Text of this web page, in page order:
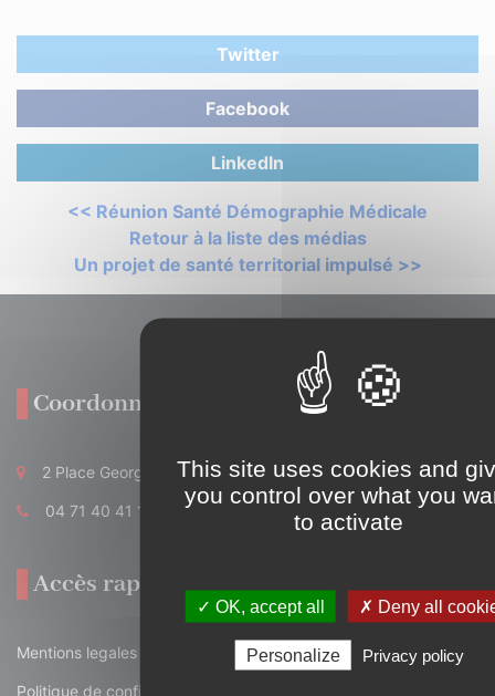
Twitter
Facebook
LinkedIn
<< Réunion Santé Démographie Médicale
Retour à la liste des médias
Un projet de santé territorial impulsé >>
Coordonnées
2 Place Georges Pompidou 15700 Pleaux
04 71 40 41 18
Accès rapide
Mentions legales
Politique de confidentialité
This site uses cookies and
you control over what you
to activate
✓ OK, accept all ✗ Deny all
Personalize Privacy policy